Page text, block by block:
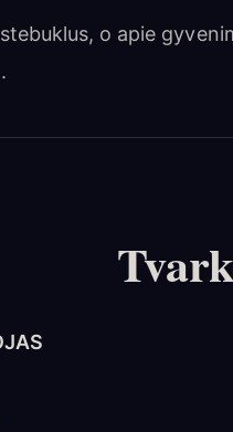
o apie